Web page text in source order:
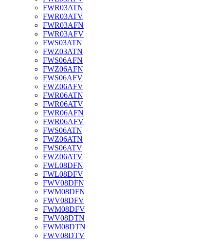
FWR03ATN
FWR03ATV
FWR03AFN
FWR03AFV
FWS03ATN
FWZ03ATN
FWS06AFN
FWZ06AFN
FWS06AFV
FWZ06AFV
FWR06ATN
FWR06ATV
FWR06AFN
FWR06AFV
FWS06ATN
FWZ06ATN
FWS06ATV
FWZ06ATV
FWL08DFN
FWL08DFV
FWV08DFN
FWM08DFN
FWV08DFV
FWM08DFV
FWV08DTN
FWM08DTN
FWV08DTV